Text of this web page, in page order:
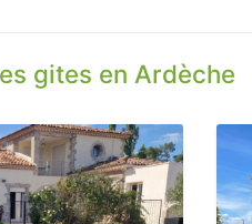
gites en Ardèche